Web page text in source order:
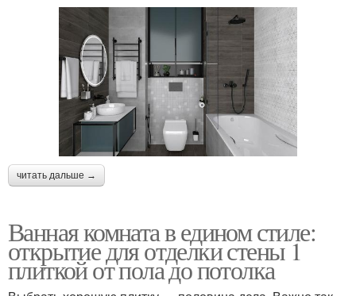
читать дальше →
Ванная комната в едином стиле:
открытие для отделки стены 1
плиткой от пола до потолка